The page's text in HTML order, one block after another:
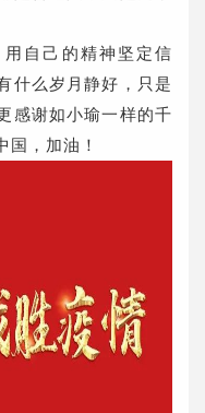
自己的精神坚定信
什么岁月静好，只是
感谢如小瑜一样的千
，加油！